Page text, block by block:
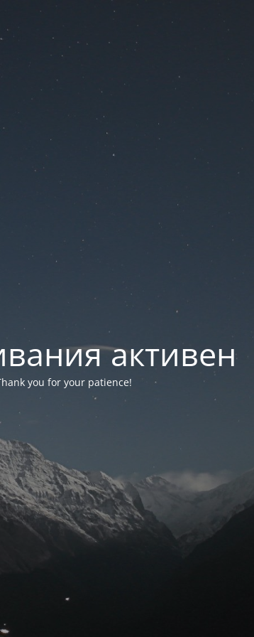
активен
you for your patience!